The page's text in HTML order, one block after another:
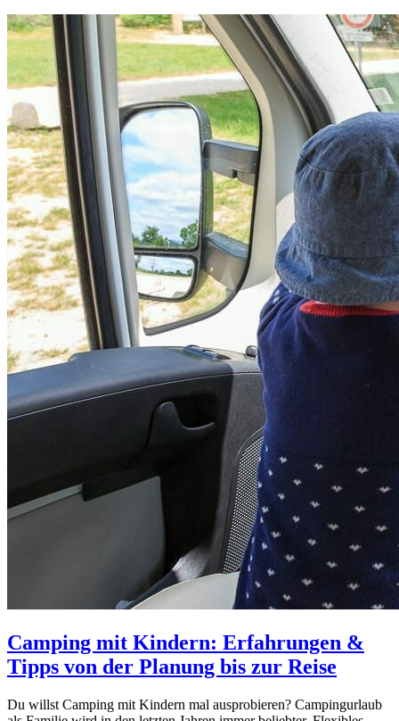
Camping mit Kindern: Erfahrungen &
Tipps von der Planung bis zur Reise
Du willst Camping mit Kindern mal ausprobieren? Campingurlaub